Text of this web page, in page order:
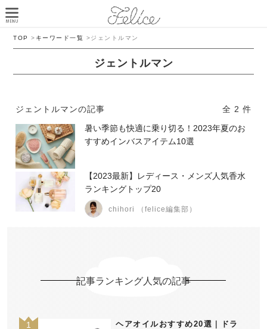
TOP > キーワード一覧 >ジェントルマン
ジェントルマン
ジェントルマンの記事
全 2 件
暑い季節も快適に乗り切る！2023年夏のお
すすめインバスアイテム10選
【2023最新】レディース・メンズ人気香水
ランキングトップ20
chihori （felice編集部）
記事ランキング人気の記事
ヘアオイルおすすめ20選｜ドラ